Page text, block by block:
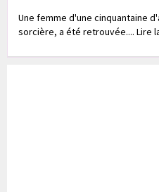
Une femme d'une cinquantaine
sorcière, a été retrouvée.... Lire